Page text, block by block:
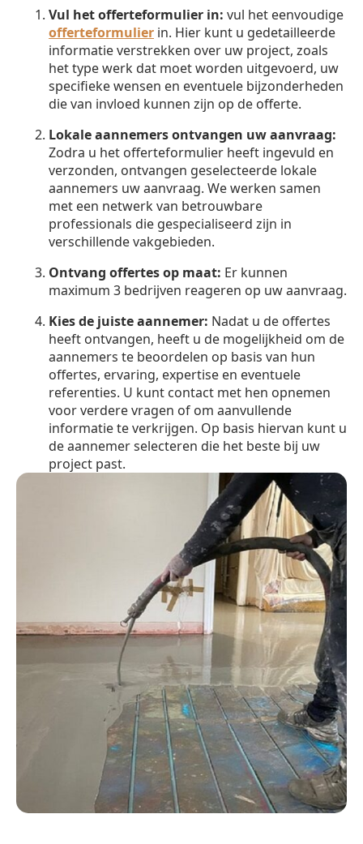
Vul het offerteformulier in: vul het eenvoudige
offerteformulier in. Hier kunt u gedetailleerde
informatie verstrekken over uw project, zoals
het type werk dat moet worden uitgevoerd, uw
specifieke wensen en eventuele bijzonderheden
die van invloed kunnen zijn op de offerte.
Lokale aannemers ontvangen uw aanvraag:
Zodra u het offerteformulier heeft ingevuld en
verzonden, ontvangen geselecteerde lokale
aannemers uw aanvraag. We werken samen
met een netwerk van betrouwbare
professionals die gespecialiseerd zijn in
verschillende vakgebieden.
Ontvang offertes op maat: Er kunnen
maximum 3 bedrijven reageren op uw aanvraag.
Kies de juiste aannemer: Nadat u de offertes
heeft ontvangen, heeft u de mogelijkheid om de
aannemers te beoordelen op basis van hun
offertes, ervaring, expertise en eventuele
referenties. U kunt contact met hen opnemen
voor verdere vragen of om aanvullende
informatie te verkrijgen. Op basis hiervan kunt u
de aannemer selecteren die het beste bij uw
project past.